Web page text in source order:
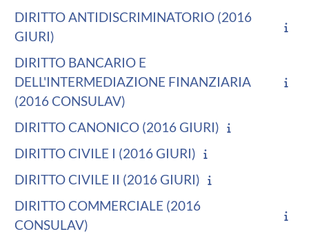
DIRITTO ANTIDISCRIMINATORIO (2016
GIURI)
DIRITTO BANCARIO E
DELL'INTERMEDIAZIONE FINANZIARIA
(2016 CONSULAV)
DIRITTO CANONICO (2016 GIURI)
DIRITTO CIVILE I (2016 GIURI)
DIRITTO CIVILE II (2016 GIURI)
DIRITTO COMMERCIALE (2016
CONSULAV)